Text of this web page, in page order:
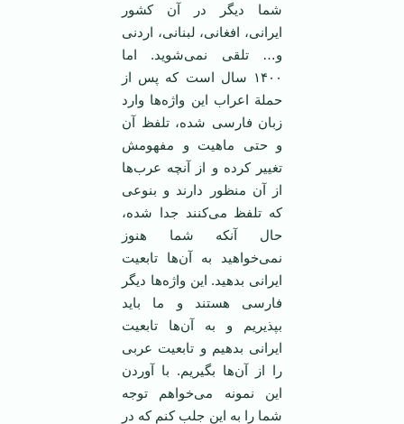
شما دیگر در آن‌ کشور
ایرانی‌، افغانی‌، لبنانی‌، اردنی‌
و… تلقی‌ نمی‌شوید. اما
۱۴۰۰ سال‌ است‌ که‌ پس‌ از
حملة ‌اعراب‌ این‌ واژه‌ها وارد
زبان‌ فارسی‌ شده‌، تلفظ‌ آن‌
و حتی‌ ماهیت‌ و مفهومش‌
تغییر کرده‌ و از آنچه ‌عرب‌ها
از آن‌ منظور دارند و بنوعی‌
که‌ تلفظ‌ می‌کنند جدا شده‌،
حال آنکه شما هنوز
نمی‌خواهید به‌ آن‌ها تابعیت‌
ایرانی‌ بدهید. این‌ واژه‌ها دیگر
فارسی‌ هستند و ما باید
بپذیریم‌ و به‌ آن‌ها تابعیت‌
ایرانی ‌بدهیم‌ و تابعیت‌ عربی‌
را از آن‌ها بگیریم‌. با آوردن‌
این‌ نمونه‌ می‌خواهم‌ توجه‌
شما را به‌ این‌ جلب ‌کنم‌ که‌ در